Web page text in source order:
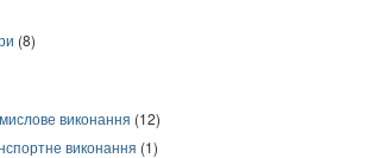
(8)
виконання (12)
виконання (1)